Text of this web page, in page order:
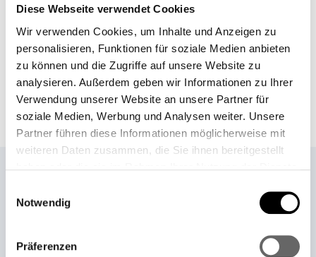
Diese Webseite verwendet Cookies
Wir verwenden Cookies, um Inhalte und Anzeigen zu
personalisieren, Funktionen für soziale Medien anbieten
zu können und die Zugriffe auf unsere Website zu
analysieren. Außerdem geben wir Informationen zu Ihrer
Verwendung unserer Website an unsere Partner für
soziale Medien, Werbung und Analysen weiter. Unsere
Partner führen diese Informationen möglicherweise mit
weiteren Daten zusammen, die Sie ihnen bereitgestellt
Notwendig
Präferenzen
zur sicheren Befestigung der Ladung, die Schließen
werden in der Plattform des Kargos oder
Monoporters eingeklicktLieferumfa… Mehr
Downloads